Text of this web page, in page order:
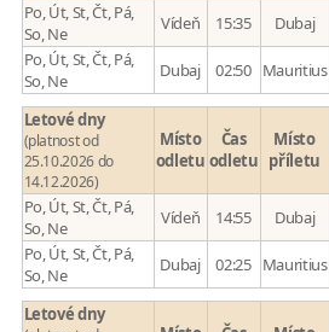
Po, Út, St, Čt, Pá,
So, Ne
Vídeň 15:35 Dubaj
Po, Út, St, Čt, Pá,
So, Ne
Dubaj 02:50 Mauritius
Letové dny
(platnost od
25.10.2026 do
14.12.2026)
Místo
odletu
Čas
odletu
Místo
příletu
Po, Út, St, Čt, Pá,
So, Ne
Vídeň 14:55 Dubaj
Po, Út, St, Čt, Pá,
So, Ne
Dubaj 02:25 Mauritius
Letové dny